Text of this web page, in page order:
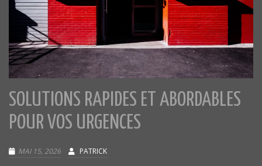
SOLUTIONS RAPIDES ET ABORDABLES
POUR VOS URGENCES
MAI 15, 2026 PATRICK